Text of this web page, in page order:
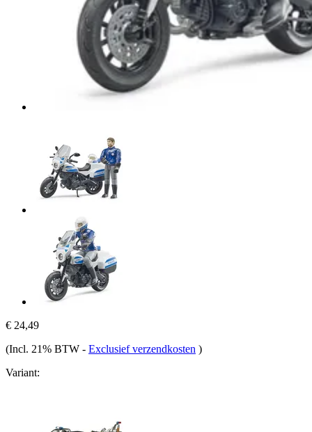
€ 24,49
(Incl. 21% BTW - Exclusief verzendkosten )
Variant: